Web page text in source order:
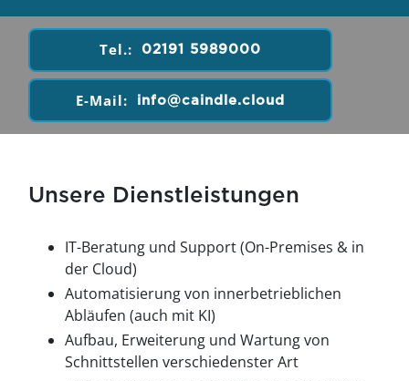
Tel.:02191 5989000
E-Mail: info@caindle.cloud
Unsere Dienstleistungen
IT-Beratung und Support (On-Premises & in
der Cloud)
Automatisierung von innerbetrieblichen
Abläufen (auch mit KI)
Aufbau, Erweiterung und Wartung von
Schnittstellen verschiedenster Art